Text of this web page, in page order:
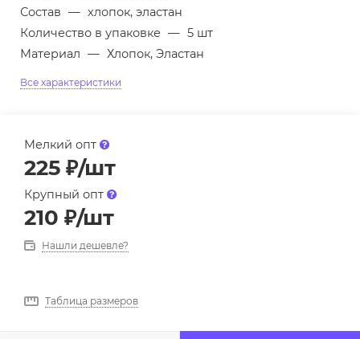
Состав — хлопок, эластан
Количество в упаковке — 5 шт
Материал — Хлопок, Эластан
Все характеристики
Мелкий опт
225 ₽/шт
Крупный опт
210 ₽/шт
Нашли дешевле?
Таблица размеров